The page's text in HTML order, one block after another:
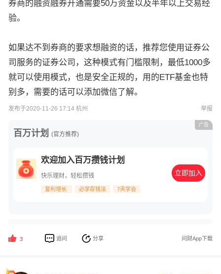
券商的融资融券开通需要50万资金以及半年以上交易经
验。
如果达不到券商的要求想融资的话，推荐您使用证券公
司服务的证券公司，这种模式有门槛限制，最低1000多
就可以使用模式，也是安全正规的，用的ETF基金也特
别多，需要的话可以添加微信了解。
发布于2020-11-26 17:14 杭州 举报
百万计划 (官方推荐)
欢迎加入百万攒钱计划
快乐理财，轻松攒钱
复利增长 必学存钱法 7天学会
立即加入
广告
3 追问 分享 问财App下载